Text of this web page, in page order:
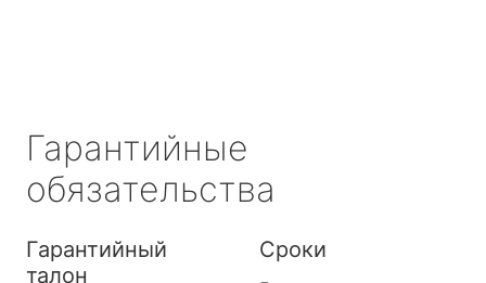
Гарантийные
обязательства
Гарантийный
талон
Сроки